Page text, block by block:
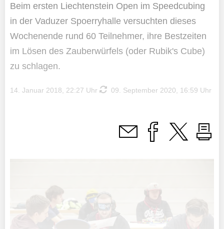
Beim ersten Liechtenstein Open im Speedcubing
in der Vaduzer Spoerryhalle versuchten dieses
Wochenende rund 60 Teilnehmer, ihre Bestzeiten
im Lösen des Zauberwürfels (oder Rubik's Cube)
zu schlagen.
14. Januar 2018, 22:27 Uhr 09. September 2020, 16:59 Uhr